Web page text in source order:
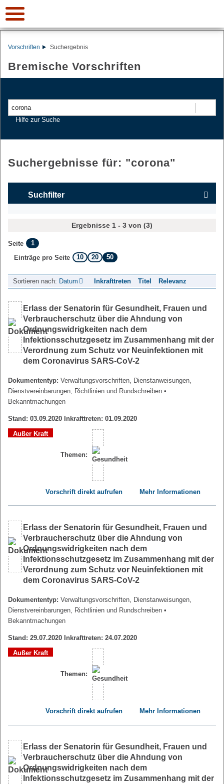
Vorschriften Suchergebnis
Bremische Vorschriften
Hilfe zur Suche
Suchergebnisse für: "corona"
Suchfilter
Ergebnisse 1 - 3 von (3)
Seite
1
Einträge pro Seite
10 20 50
Sortieren nach: Datum Inkrafttreten Titel Relevanz
Erlass der Senatorin für Gesundheit, Frauen und
Verbraucherschutz über die Ahndung von
Ordnungswidrigkeiten nach dem
Infektionsschutzgesetz im Zusammenhang mit der
Verordnung zum Schutz vor Neuinfektionen mit
dem Coronavirus SARS-CoV-2
Dokumententyp: Verwaltungsvorschriften, Dienstanweisungen,
Dienstvereinbarungen, Richtlinien und Rundschreiben •
Bekanntmachungen
Stand: 03.09.2020 Inkrafttreten: 01.09.2020
Außer Kraft
Themen:
Vorschrift direkt aufrufen Mehr Informationen
Erlass der Senatorin für Gesundheit, Frauen und
Verbraucherschutz über die Ahndung von
Ordnungswidrigkeiten nach dem
Infektionsschutzgesetz im Zusammenhang mit der
Verordnung zum Schutz vor Neuinfektionen mit
dem Coronavirus SARS-CoV-2
Dokumententyp: Verwaltungsvorschriften, Dienstanweisungen,
Dienstvereinbarungen, Richtlinien und Rundschreiben •
Bekanntmachungen
Stand: 29.07.2020 Inkrafttreten: 24.07.2020
Außer Kraft
Themen:
Vorschrift direkt aufrufen Mehr Informationen
Erlass der Senatorin für Gesundheit, Frauen und
Verbraucherschutz über die Ahndung von
Ordnungswidrigkeiten nach dem
Infektionsschutzgesetz im Zusammenhang mit der